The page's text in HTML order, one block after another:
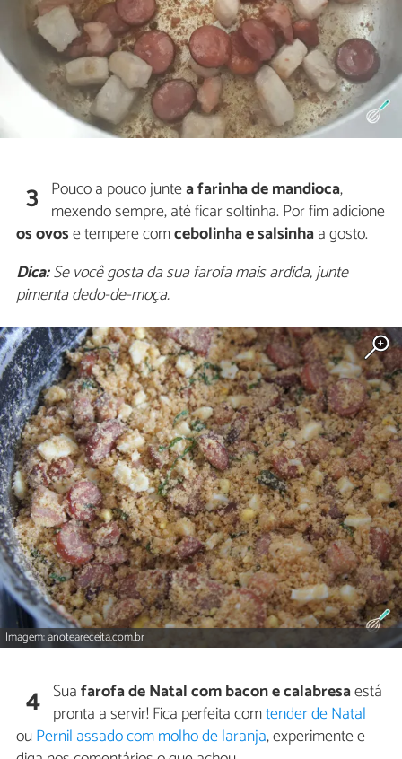
3 Pouco a pouco juntea farinha de mandioca,
mexendo sempre, até ficar soltinha. Por fim adicione
os ovose tempere comcebolinha e salsinhaa gosto.
Dica:Se você gosta da sua farofa mais ardida, junte
pimenta dedo-de-moça.
Imagem: anoteareceita.com.br
4 Suafarofa de Natal com bacon e calabresaestá
pronta a servir! Fica perfeita comtender de Natal
ouPernil assado com molho de laranja, experimente e